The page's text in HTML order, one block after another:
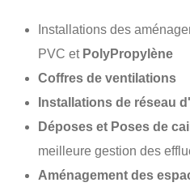
Installations des
PVC et PolyPropylène
Coffres de ventilations
Installations de réseau
Déposes et Poses de
meilleure gestion des
Aménagement des